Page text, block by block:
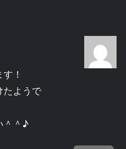
！
たようで
＾＾♪